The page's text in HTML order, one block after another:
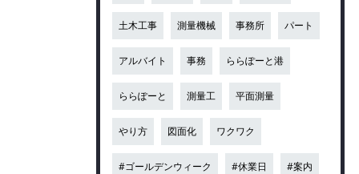
土木工事 測量機械 事務所 パート
アルバイト 事務 ららぽーと港
ららぽーと 測量工 平面測量
やり方 図面化 ワクワク
#ゴールデンウィーク #休業日 #案内